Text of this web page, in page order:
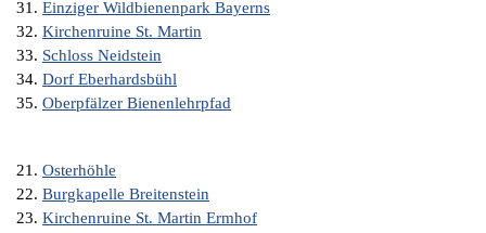
31. Einziger Wildbienenpark Bayerns
32. Kirchenruine St. Martin
33. Schloss Neidstein
34. Dorf Eberhardsbühl
35. Oberpfälzer Bienenlehrpfad
21. Osterhöhle
22. Burgkapelle Breitenstein
23. Kirchenruine St. Martin Ermhof